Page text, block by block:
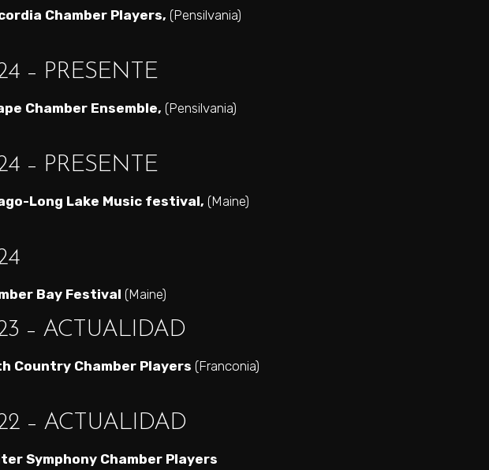
Chamber Players, (Pensilvania)
– PRESENTE
Chamber Ensemble, (Pensilvania)
– PRESENTE
Long Lake Music festival, (Maine)
Bay Festival (Maine)
– ACTUALIDAD
Country Chamber Players (Franconia)
– ACTUALIDAD
Symphony Chamber Players